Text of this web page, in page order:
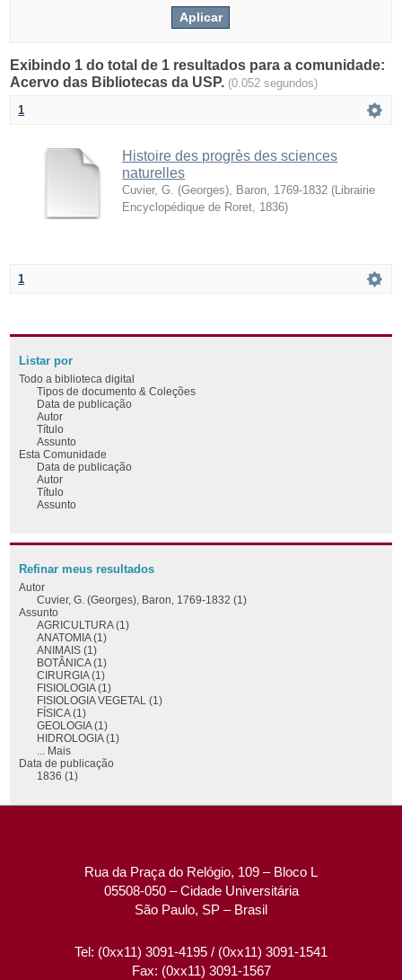
Exibindo 1 do total de 1 resultados para a comunidade:
Acervo das Bibliotecas da USP. (0.052 segundos)
1
Histoire des progrès des sciences
naturelles
Cuvier, G. (Georges), Baron, 1769-1832 ( Librairie
Encyclopédique de Roret 1836)
1
Listar por
Todo a biblioteca digital
Tipos de documento & Coleções
Data de publicação
Autor
Título
Assunto
Esta Comunidade
Data de publicação
Autor
Título
Assunto
Refinar meus resultados
Autor
Cuvier, G. (Georges), Baron, 1769-1832 (1)
Assunto
AGRICULTURA (1)
ANATOMIA (1)
ANIMAIS (1)
BOTÂNICA (1)
CIRURGIA (1)
FISIOLOGIA (1)
FISIOLOGIA VEGETAL (1)
FÍSICA (1)
GEOLOGIA (1)
HIDROLOGIA (1)
... Mais
Data de publicação
1836 (1)
Rua da Praça do Relógio, 109 – Bloco L
05508-050 – Cidade Universitária
São Paulo, SP – Brasil
Tel: (0xx11) 3091-4195 / (0xx11) 3091-1541
Fax: (0xx11) 3091-1567